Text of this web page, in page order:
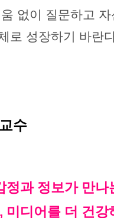
없이 질문하고
로 성장하기 바란
수
정과 정보가 만
미디어를 더 건강